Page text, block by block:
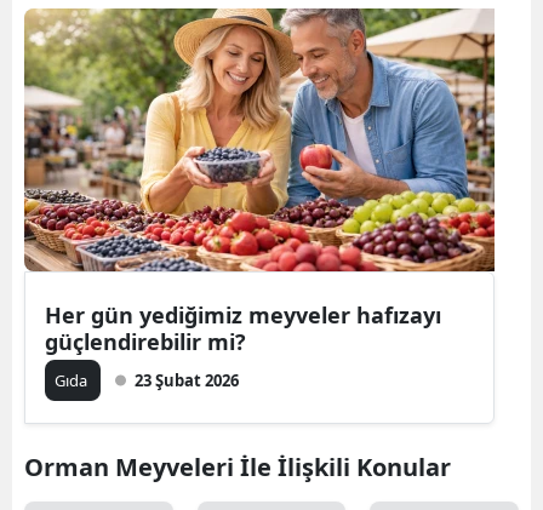
Her gün yediğimiz meyveler hafızayı
güçlendirebilir mi?
Gıda 23 Şubat 2026
Orman Meyveleri İle İlişkili Konular